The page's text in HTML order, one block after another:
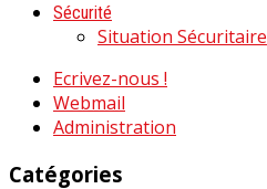
Sécurité
Situation Sécuritaire
Ecrivez-nous !
Webmail
Administration
Catégories